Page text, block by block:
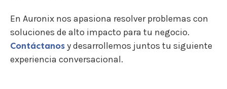
En Auronix nos apasiona resolver problemas con
soluciones de alto impacto para tu negocio.
Contáctanosy desarrollemos juntos tu siguiente
experiencia conversacional.